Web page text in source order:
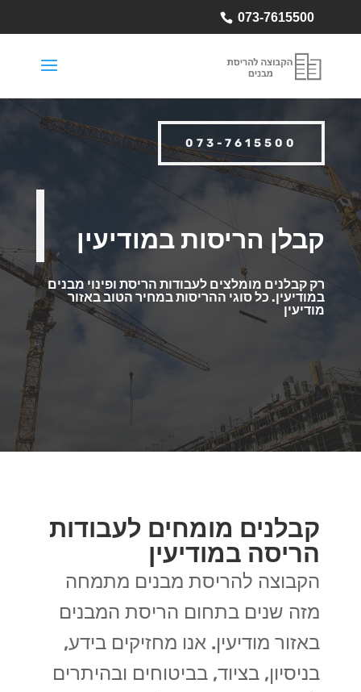
073-7615500
073-7615500
קבלן הריסות במודיעין
רק קבלנים מומלצים לעבודות הריסת ופינוי מבנים
במודיעין. כל סוגי ההריסות במחיר הטוב באזור
מודיעין
קבלנים מומחים לעבודות
הריסה במודיעין
הקבוצה להריסת מבנים מתמחה
מזה שנים בתחום הריסת המבנים
באזור מודיעין. אנו מחזיקים בידע,
בניסיון, בציוד, בביטוחים ובהיתרים